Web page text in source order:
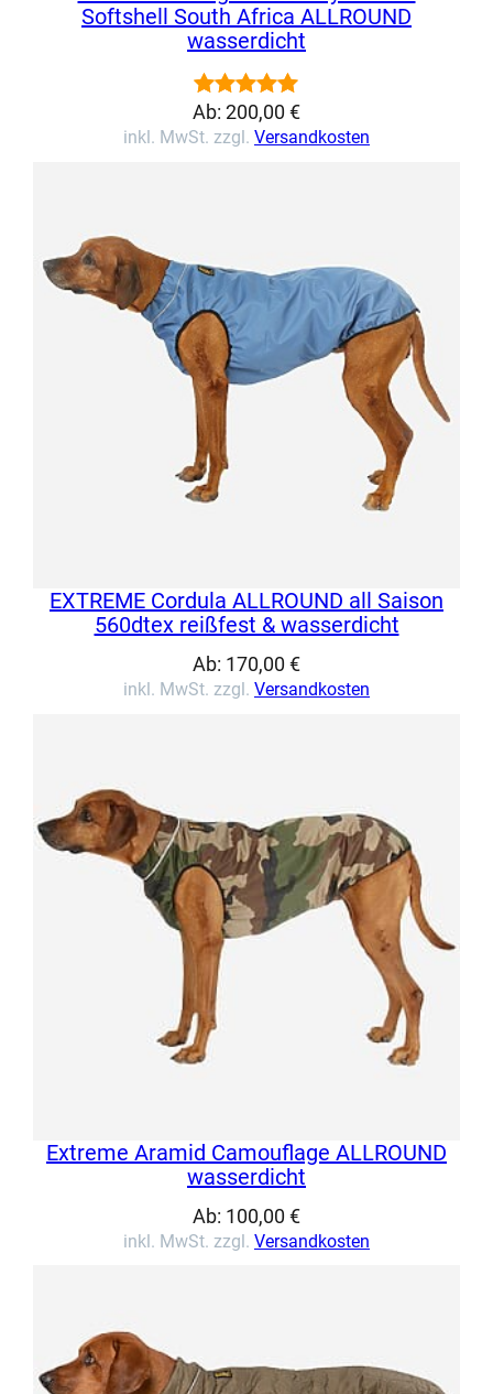
Softshell South Africa ALLROUND
wasserdicht
Bewertet
mit5.00
1
Kundenbewertung
Ab: 200,00 €
inkl. MwSt. zzgl. Versandkosten
EXTREME Cordula ALLROUND all Saison
560dtex reißfest & wasserdicht
Ab: 170,00 €
inkl. MwSt. zzgl. Versandkosten
Extreme Aramid Camouflage ALLROUND
wasserdicht
Ab: 100,00 €
inkl. MwSt. zzgl. Versandkosten